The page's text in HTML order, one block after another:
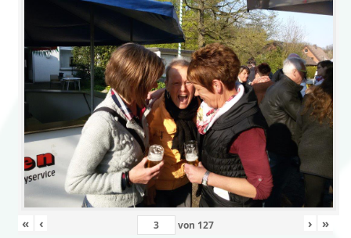
« ‹ von 127 › »